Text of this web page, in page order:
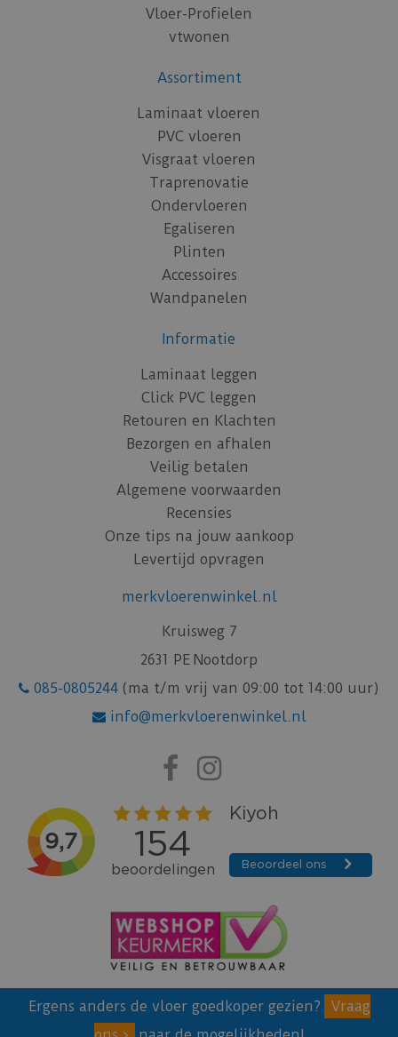
Vloer-Profielen
vtwonen
Assortiment
Laminaat vloeren
PVC vloeren
Visgraat vloeren
Traprenovatie
Ondervloeren
Egaliseren
Plinten
Accessoires
Wandpanelen
Informatie
Laminaat leggen
Click PVC leggen
Retouren en Klachten
Bezorgen en afhalen
Veilig betalen
Algemene voorwaarden
Recensies
Onze tips na jouw aankoop
Levertijd opvragen
merkvloerenwinkel.nl
Kruisweg 7
2631 PE Nootdorp
085-0805244 (ma t/m vrij van 09:00 tot 14:00 uur)
info@merkvloerenwinkel.nl
Ergens anders de vloer goedkoper gezien?
Vraag